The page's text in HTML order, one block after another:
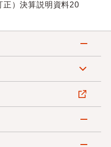
正）決算説明資料20